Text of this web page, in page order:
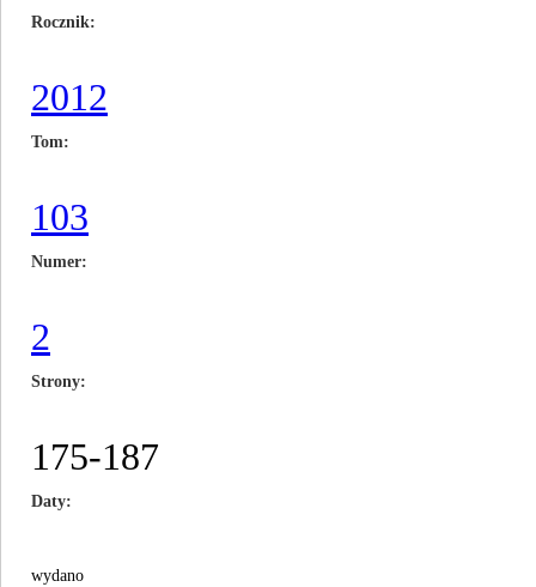
Rocznik
2012
Tom
103
Numer
2
Strony
175-187
Daty
wydano